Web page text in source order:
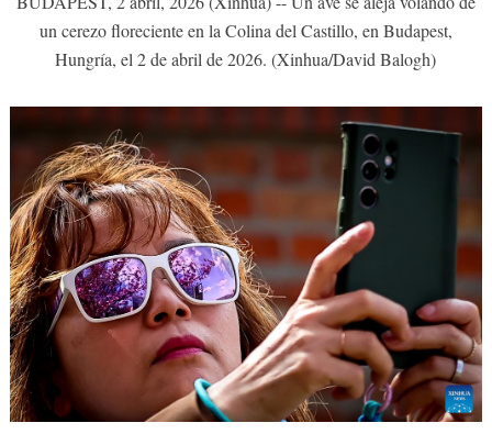
un cerezo floreciente en la Colina del Castillo, en Budapest,
Hungría, el 2 de abril de 2026. (Xinhua/David Balogh)